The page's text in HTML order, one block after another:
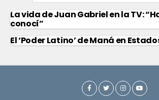
La vida de Juan Gabriel en la TV:
conocí”
El ‘Poder Latino’ de Maná en